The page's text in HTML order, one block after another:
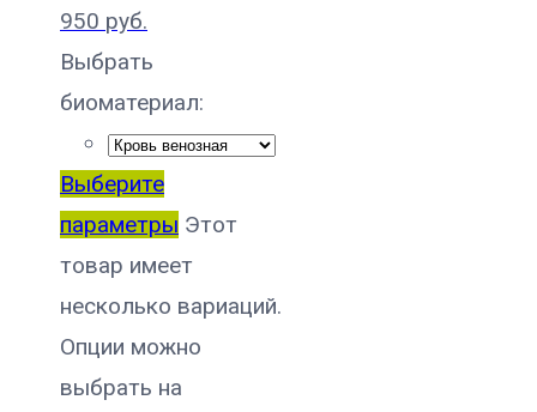
950 руб.
Выбрать
биоматериал:
Выберите
параметры Этот
товар имеет
несколько вариаций.
Опции можно
выбрать на